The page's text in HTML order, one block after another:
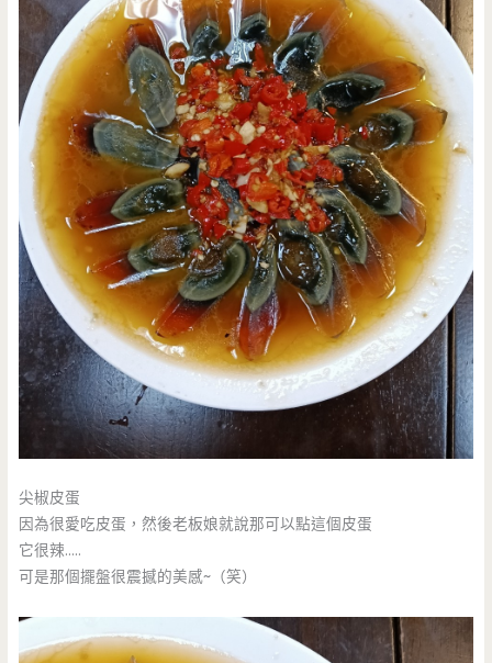
尖椒皮蛋
因為很愛吃皮蛋，然後老板娘就說那可以點這個皮蛋
它很辣…..
可是那個擺盤很震撼的美感~（笑）